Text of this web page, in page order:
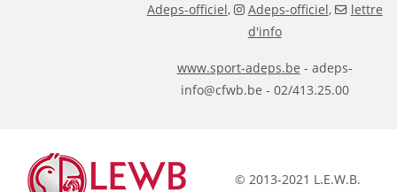
Adeps-officiel, Adeps-officiel,
lettre
d'info
www.sport-adeps.be - adeps-
info@cfwb.be - 02/413.25.00
© 2013-2021 L.E.W.B.